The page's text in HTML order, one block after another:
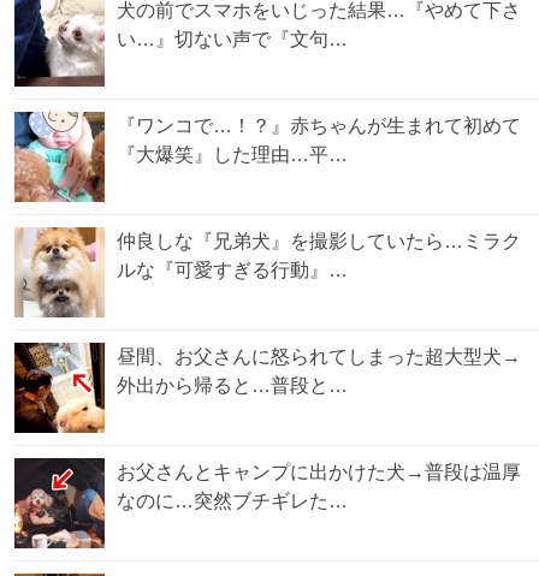
犬の前でスマホをいじった結果…『やめて下さ
い…』切ない声で『文句…
『ワンコで…！？』赤ちゃんが生まれて初めて
『大爆笑』した理由…平…
仲良しな『兄弟犬』を撮影していたら…ミラク
ルな『可愛すぎる行動』…
昼間、お父さんに怒られてしまった超大型犬→
外出から帰ると…普段と…
お父さんとキャンプに出かけた犬→普段は温厚
なのに…突然ブチギレた…